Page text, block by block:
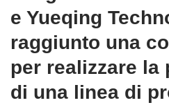
e Yueqing
raggiunto una
per realizzare la
di una linea di